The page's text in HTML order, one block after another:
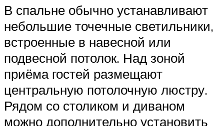
В спальне обычно устанавливают
небольшие точечные светильники,
встроенные в навесной или
подвесной потолок. Над зоной
приёма гостей размещают
центральную потолочную люстру.
Рядом со столиком и диваном
можно дополнительно установить